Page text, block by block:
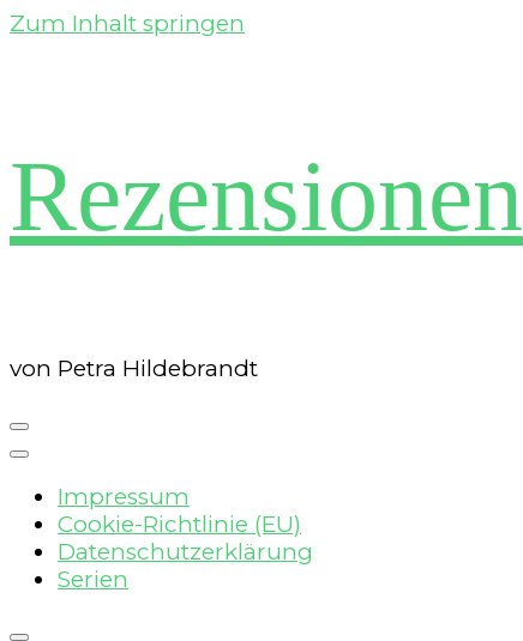
Zum Inhalt springen
Rezensionen
von Petra Hildebrandt
Impressum
Cookie-Richtlinie (EU)
Datenschutzerklärung
Serien